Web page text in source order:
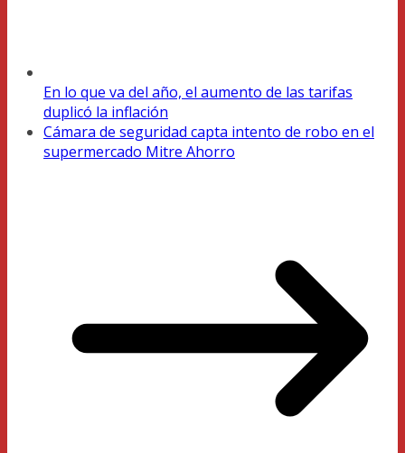
En lo que va del año, el aumento de las tarifas
duplicó la inflación
Cámara de seguridad capta intento de robo en el
supermercado Mitre Ahorro